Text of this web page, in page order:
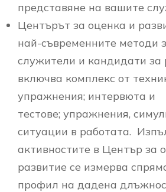
представяне на вашите
Центърът за оценка и
най-съвременните методи
служители и кандидати за
включва комплекс от
упражнения; интервюта и
тестове; упражнения,
ситуации в работата.
активностите в Център за
развитие се измерва
профил на дадена